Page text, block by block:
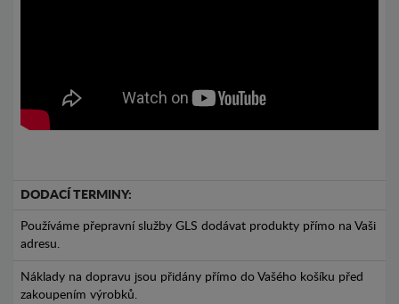
DODACÍ TERMINY:
Používáme přepravní služby GLS dodávat produkty přímo na Vaši
adresu.
Náklady na dopravu jsou přidány přímo do Vašého košíku před
zakoupením výrobků.